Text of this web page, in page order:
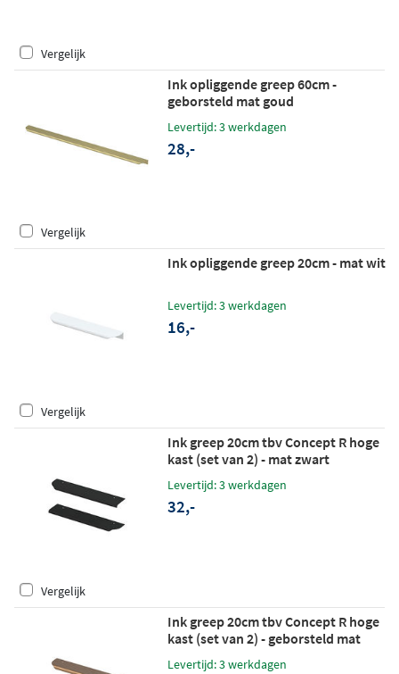
Vergelijk
Ink opliggende greep 60cm -
geborsteld mat goud
Levertijd: 3 werkdagen
28,-
Vergelijk
Ink opliggende greep 20cm - mat wit
Levertijd: 3 werkdagen
16,-
Vergelijk
Ink greep 20cm tbv Concept R hoge
kast (set van 2) - mat zwart
Levertijd: 3 werkdagen
32,-
Vergelijk
Ink greep 20cm tbv Concept R hoge
kast (set van 2) - geborsteld mat
koper
Levertijd: 3 werkdagen